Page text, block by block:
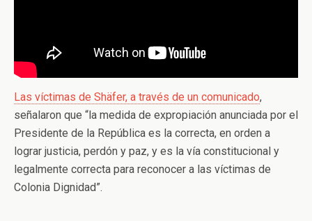
Las víctimas de Shäfer, a través de un comunicado,
señalaron que “la medida de expropiación anunciada por el
Presidente de la República es la correcta, en orden a
lograr justicia, perdón y paz, y es la vía constitucional y
legalmente correcta para reconocer a las víctimas de
Colonia Dignidad”.